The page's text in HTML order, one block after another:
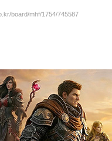
board/mhf/1754/745587